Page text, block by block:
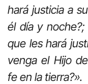
hará justicia a
él día y
que les hará
venga el Hijo
fe en la tierra?».